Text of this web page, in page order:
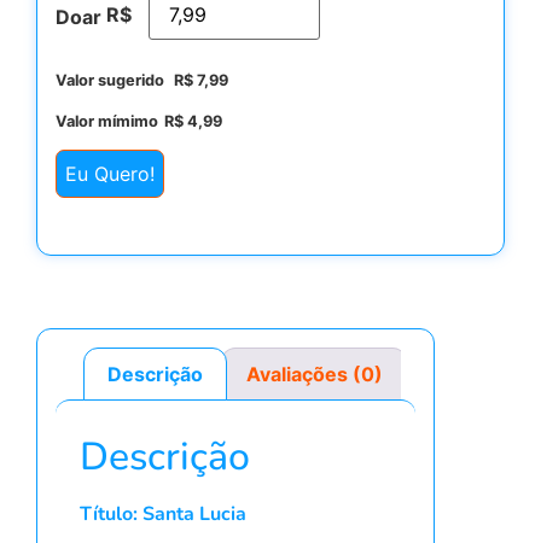
Doar R$
Valor sugerido R$ 7,99
Valor mímimo R$ 4,99
Eu Quero!
Descrição Avaliações (0)
Descrição
Título: Santa Lucia